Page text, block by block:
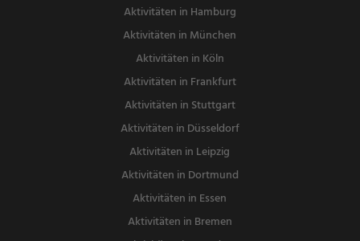
Aktivitäten in Hamburg
Aktivitäten in München
Aktivitäten in Köln
Aktivitäten in Frankfurt
Aktivitäten in Stuttgart
Aktivitäten in Düsseldorf
Aktivitäten in Leipzig
Aktivitäten in Dortmund
Aktivitäten in Essen
Aktivitäten in Bremen